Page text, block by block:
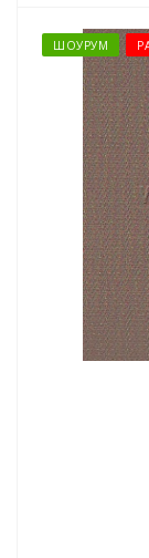
ШОУРУМ